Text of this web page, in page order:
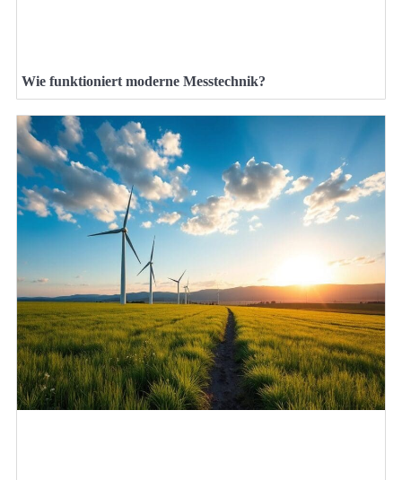
Wie funktioniert moderne Messtechnik?